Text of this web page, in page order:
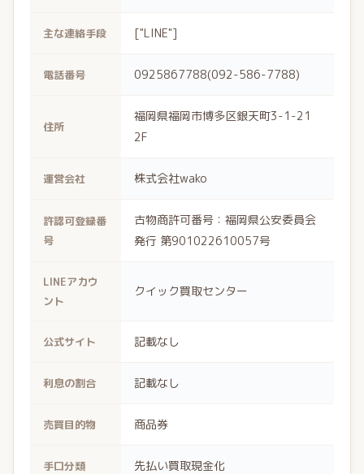
主な連絡手段 ["LINE"]
電話番号 0925867788(092-586-7788)
住所
福岡県福岡市博多区銀天町3-1-21
2F
運営会社 株式会社wako
許認可登録番
号
古物商許可番号：福岡県公安委員会
発行 第901022610057号
LINEアカウ
ント
クイック買取センター
公式サイト 記載なし
利息の割合 記載なし
売買目的物 商品券
手口分類 先払い買取現金化